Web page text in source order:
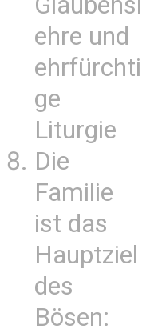
ehre und
ehrfürchti
ge
Liturgie
Die
Familie
ist das
Hauptziel
des
Bösen: